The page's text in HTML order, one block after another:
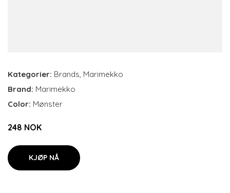
Kategorier: Brands Marimekko
Brand: Marimekko
Color: Mønster
248 NOK
KJØP NÅ